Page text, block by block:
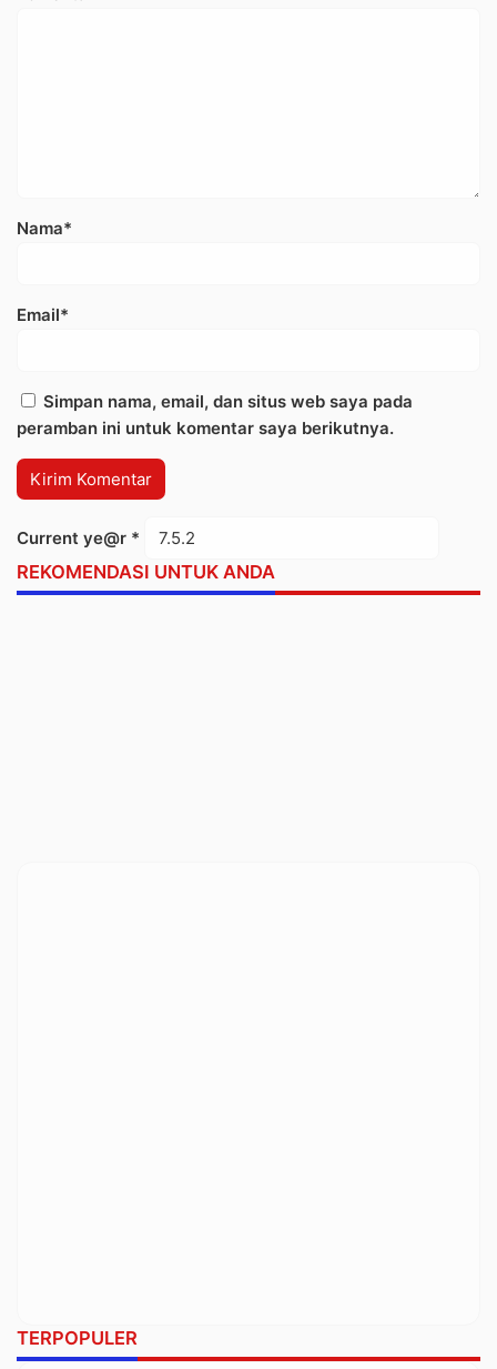
Nama*
Email*
Simpan nama, email, dan situs web saya pada
peramban ini untuk komentar saya berikutnya.
Current ye@r *
REKOMENDASI UNTUK ANDA
TERPOPULER